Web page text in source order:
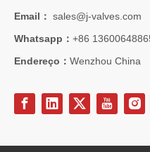
Email： sales@j-valves.com
Whatsapp： +86
Endereço： Wenzhou China